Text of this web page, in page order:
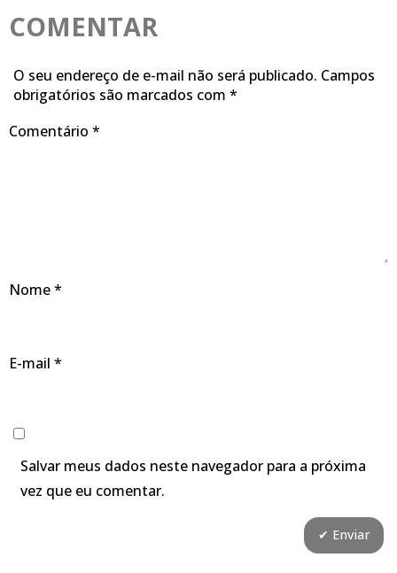
COMENTAR
O seu endereço de e-mail não será publicado. Campos
obrigatórios são marcados com *
Comentário *
Nome*
E-mail *
Salvar meus dados neste navegador para a próxima
vez que eu comentar.